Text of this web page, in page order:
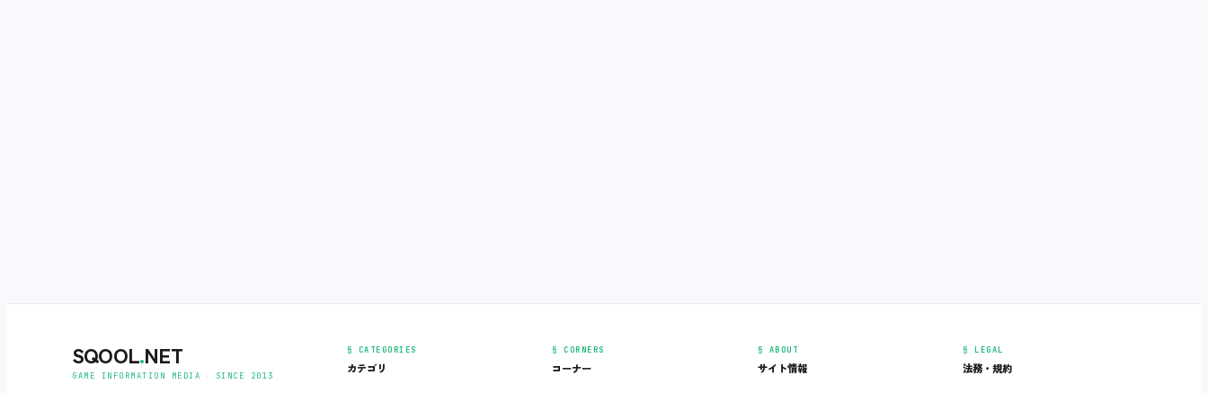
SQOOL.NET
GAME INFORMATION MEDIA ‧ SINCE 2013
§ CATEGORIES
カテゴリ
§ CORNERS
コーナー
§ ABOUT
サイト情報
§ LEGAL
法務・規約